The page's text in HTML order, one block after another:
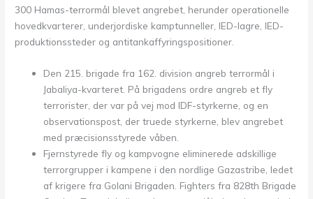
300 Hamas-terrormål blevet angrebet, herunder operationelle
hovedkvarterer, underjordiske kamptunneller, IED-lagre, IED-
produktionssteder og antitankaffyringspositioner.
Den 215. brigade fra 162. division angreb terrormål i
Jabaliya-kvarteret. På brigadens ordre angreb et fly
terrorister, der var på vej mod IDF-styrkerne, og en
observationspost, der truede styrkerne, blev angrebet
med præcisionsstyrede våben.
Fjernstyrede fly og kampvogne eliminerede adskillige
terrorgrupper i kampene i den nordlige Gazastribe, ledet
af krigere fra Golani Brigaden. Fighters fra 828th Brigade